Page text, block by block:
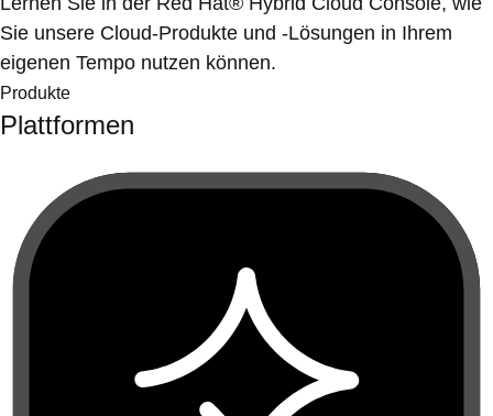
Sie unsere Cloud-Produkte und -Lösungen in Ihrem
eigenen Tempo nutzen können.
Produkte
Plattformen